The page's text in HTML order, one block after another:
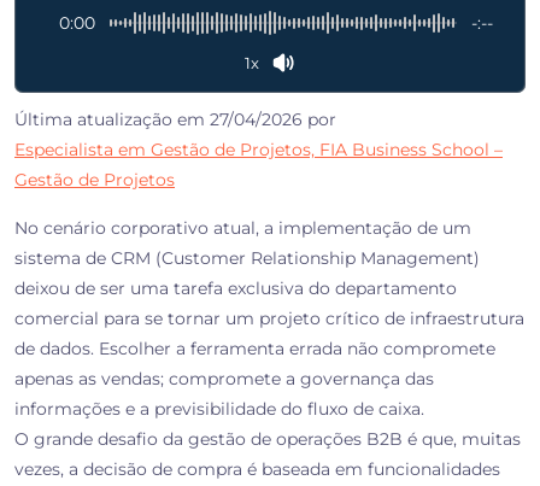
0:00 -:--
1x
Última atualização em 27/04/2026 por
Especialista em Gestão de Projetos, FIA Business School –
Gestão de Projetos
No cenário corporativo atual, a implementação de um
sistema de CRM (Customer Relationship Management)
deixou de ser uma tarefa exclusiva do departamento
comercial para se tornar um projeto crítico de infraestrutura
de dados. Escolher a ferramenta errada não compromete
apenas as vendas; compromete a governança das
informações e a previsibilidade do fluxo de caixa.
O grande desafio da gestão de operações B2B é que, muitas
vezes, a decisão de compra é baseada em funcionalidades